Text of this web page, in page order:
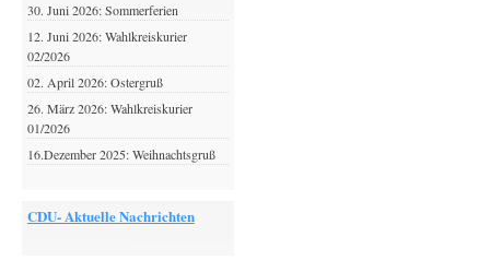
30. Juni 2026: Sommerferien
12. Juni 2026: Wahlkreiskurier
02/2026
02. April 2026: Ostergruß
26. März 2026: Wahlkreiskurier
01/2026
16.Dezember 2025: Weihnachtsgruß
CDU- Aktuelle Nachrichten